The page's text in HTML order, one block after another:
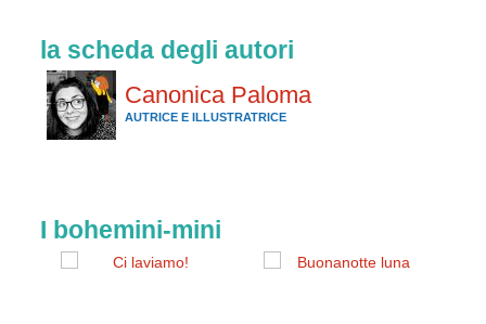
la scheda degli autori
Canonica Paloma
AUTRICE E ILLUSTRATRICE
I bohemini-mini